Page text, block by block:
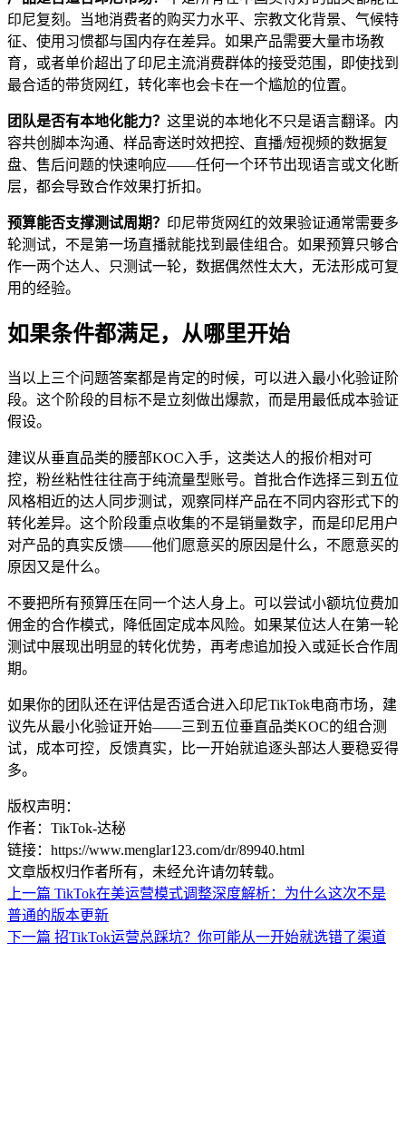
印尼复刻。当地消费者的购买力水平、宗教文化背景、气候特
征、使用习惯都与国内存在差异。如果产品需要大量市场教
育，或者单价超出了印尼主流消费群体的接受范围，即使找到
最合适的带货网红，转化率也会卡在一个尴尬的位置。
团队是否有本地化能力？ 这里说的本地化不只是语言翻译。内
容共创脚本沟通、样品寄送时效把控、直播/短视频的数据复
盘、售后问题的快速响应——任何一个环节出现语言或文化断
层，都会导致合作效果打折扣。
预算能否支撑测试周期？ 印尼带货网红的效果验证通常需要多
轮测试，不是第一场直播就能找到最佳组合。如果预算只够合
作一两个达人、只测试一轮，数据偶然性太大，无法形成可复
用的经验。
如果条件都满足，从哪里开始
当以上三个问题答案都是肯定的时候，可以进入最小化验证阶
段。这个阶段的目标不是立刻做出爆款，而是用最低成本验证
假设。
建议从垂直品类的腰部KOC入手，这类达人的报价相对可
控，粉丝粘性往往高于纯流量型账号。首批合作选择三到五位
风格相近的达人同步测试，观察同样产品在不同内容形式下的
转化差异。这个阶段重点收集的不是销量数字，而是印尼用户
对产品的真实反馈——他们愿意买的原因是什么，不愿意买的
原因又是什么。
不要把所有预算压在同一个达人身上。可以尝试小额坑位费加
佣金的合作模式，降低固定成本风险。如果某位达人在第一轮
测试中展现出明显的转化优势，再考虑追加投入或延长合作周
期。
如果你的团队还在评估是否适合进入印尼TikTok电商市场，建
议先从最小化验证开始——三到五位垂直品类KOC的组合测
试，成本可控，反馈真实，比一开始就追逐头部达人要稳妥得
多。
版权声明：
作者：TikTok-达秘
链接：https://www.menglar123.com/dr/89940.html
文章版权归作者所有，未经允许请勿转载。
上一篇 TikTok在美运营模式调整深度解析：为什么这次不是
普通的版本更新
下一篇 招TikTok运营总踩坑？你可能从一开始就选错了渠道